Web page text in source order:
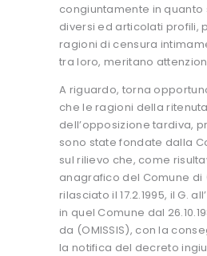
congiuntamente in quanto
diversi ed articolati profili,
ragioni di censura
tra loro, meritano
A riguardo, torna
che le ragioni della
dell’opposizione tardiva,
sono state fondate dalla
sul rilievo che, come
anagrafico del Comune di
rilasciato il 17.2.1995, il G.
in quel Comune dal
da (OMISSIS), con la
la notifica del decreto